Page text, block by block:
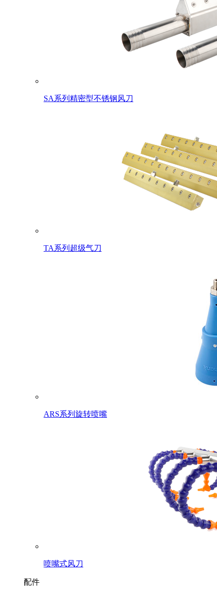
SA系列精密型不锈钢风刀
TA系列超级气刀
ARS系列旋转喷嘴
喷嘴式风刀
配件